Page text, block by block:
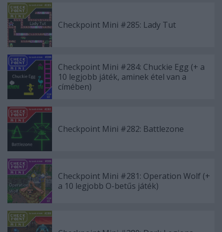
Checkpoint Mini #285: Lady Tut
Checkpoint Mini #284: Chuckie Egg (+ a
10 legjobb játék, aminek étel van a
címében)
Checkpoint Mini #282: Battlezone
Checkpoint Mini #281: Operation Wolf (+
a 10 legjobb O-betűs játék)